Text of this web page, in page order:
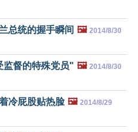
总统的握手瞬间 🖼️ 2014/8/30
监督的特殊党员" 🖼️ 2014/8/30
冷屁股贴热脸 🖼️ 2014/8/29